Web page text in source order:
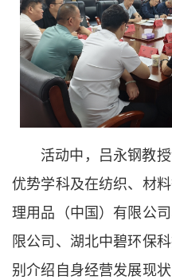
活动中，吕永钢教
优势学科及在纺织、材
理用品（中国）有限公
限公司、湖北中碧环保
别介绍自身经营发展现